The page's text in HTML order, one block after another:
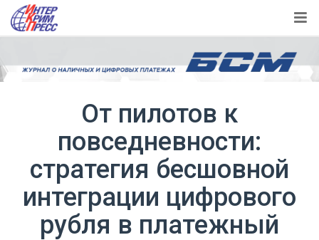
От пилотов к
повседневности:
стратегия бесшовной
интеграции цифрового
рубля в платежный